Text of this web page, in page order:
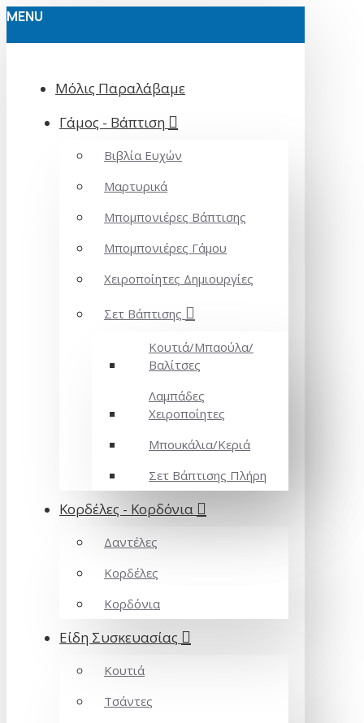
MENU
Μόλις Παραλάβαμε
Γάμος - Βάπτιση
Βιβλία Ευχών
Μαρτυρικά
Μπομπονιέρες Βάπτισης
Μπομπονιέρες Γάμου
Χειροποίητες Δημιουργίες
Σετ Βάπτισης
Κουτιά/Μπαούλα/
Βαλίτσες
Λαμπάδες
Χειροποίητες
Μπουκάλια/Κεριά
Σετ Βάπτισης Πλήρη
Κορδέλες - Κορδόνια
Δαντέλες
Κορδέλες
Κορδόνια
Είδη Συσκευασίας
Κουτιά
Τσάντες